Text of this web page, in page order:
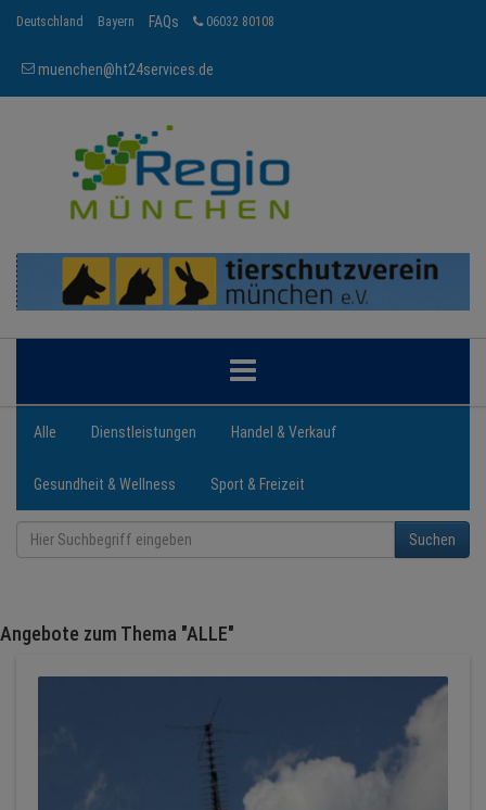
Deutschland Bayern FAQs 06032 80108
muenchen@ht24services.de
MÜNCHEN
BRANCHEN
NEWS
Alle Dienstleistungen Handel & Verkauf
Gesundheit & Wellness Sport & Freizeit
Suchen
Angebote zum Thema "ALLE"